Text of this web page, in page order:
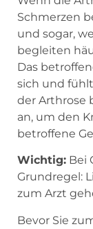
Schmerzen
und sogar,
begleiten
Das
sich und
der Arthrose
an, um den
betroffene
Wichtig: Bei
Grundregel:
zum Arzt
Bevor Sie